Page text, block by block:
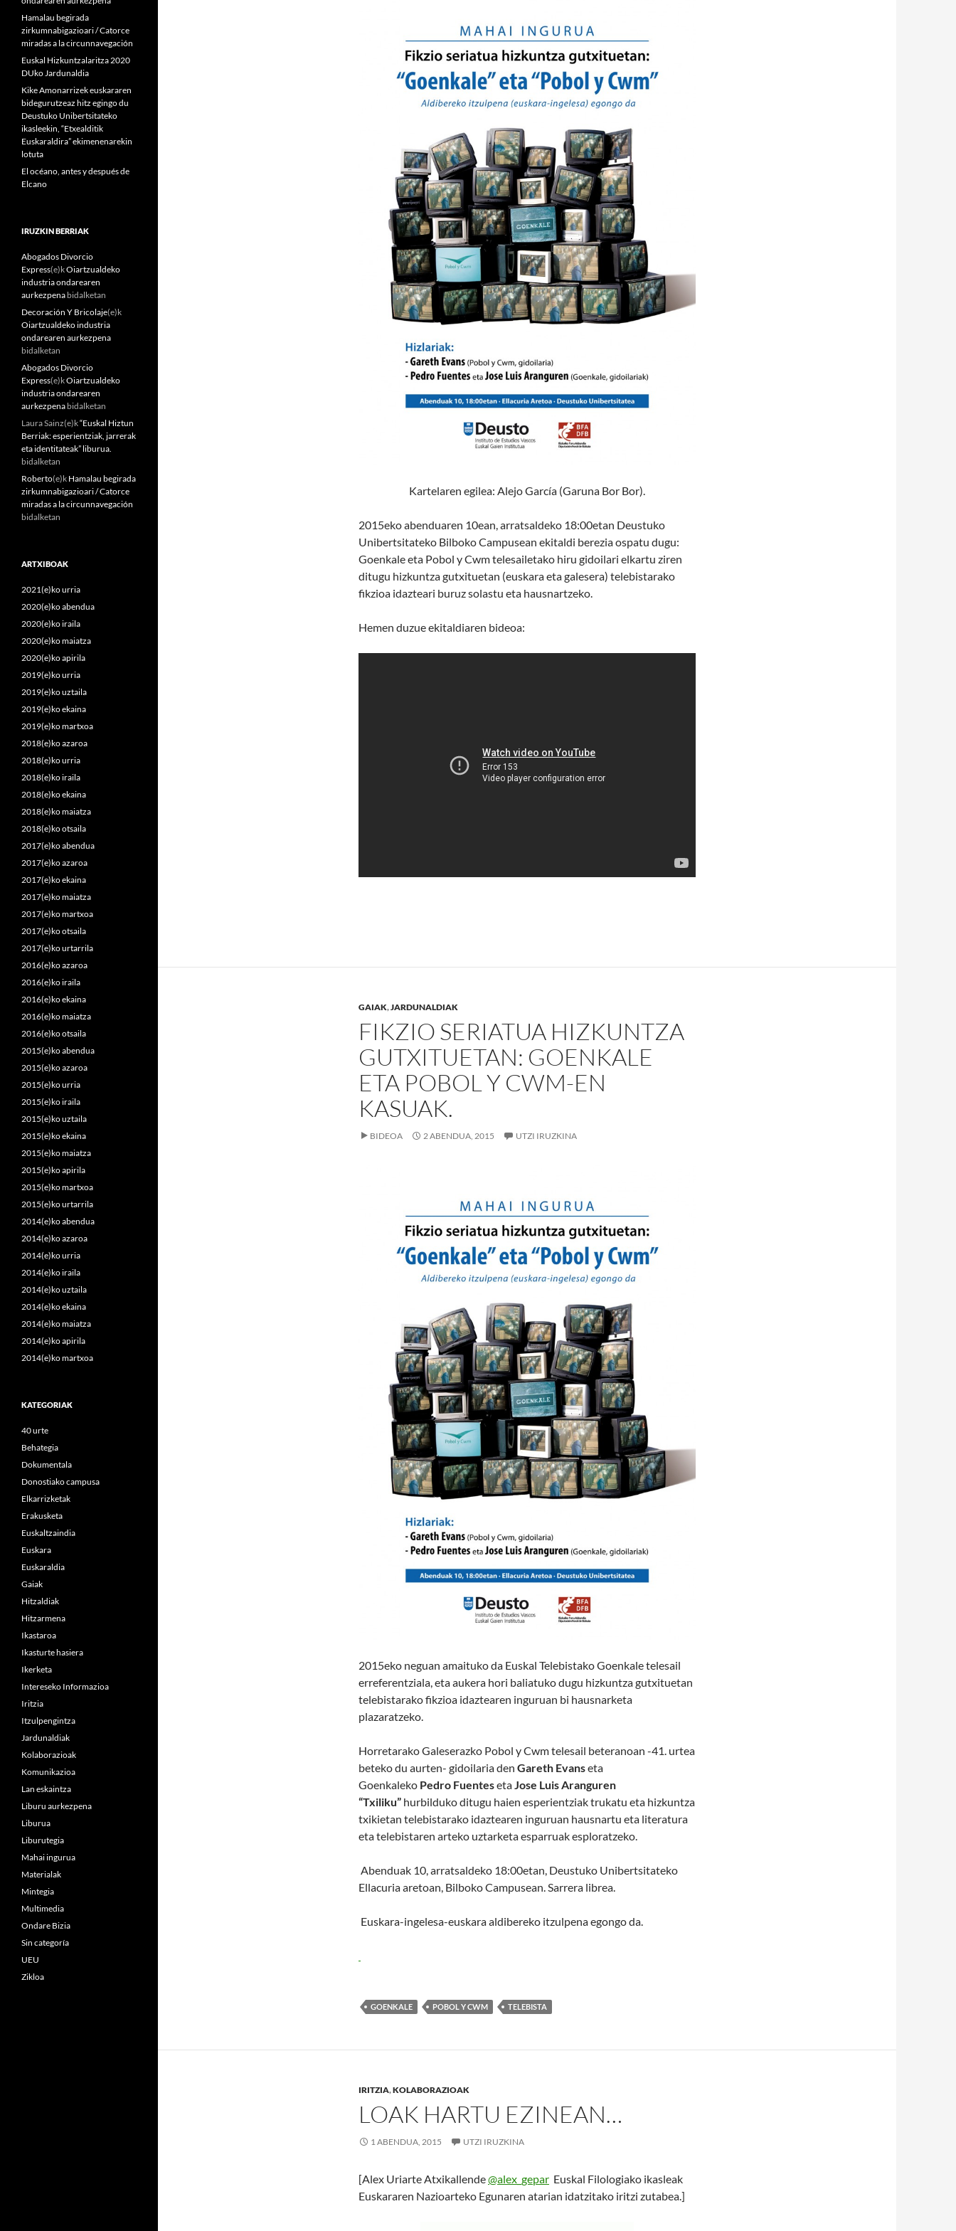
Kartelaren egilea: Alejo García (Garuna Bor Bor).
2015eko abenduaren 10ean, arratsaldeko 18:00etan Deustuko
Unibertsitateko Bilboko Campusean ekitaldi berezia ospatu dugu:
Goenkale eta Pobol y Cwm telesailetako hiru gidoilari elkartu ziren
ditugu hizkuntza gutxituetan (euskara eta galesera) telebistarako
fikzioa idazteari buruz solastu eta hausnartzeko.
Hemen duzue ekitaldiaren bideoa:
GAIAK,JARDUNALDIAK
FIKZIO SERIATUA HIZKUNTZA
GUTXITUETAN: GOENKALE
ETA POBOL Y CWM-EN
KASUAK.
BIDEOA 2 ABENDUA, 2015 UTZI IRUZKINA
2015eko neguan amaituko da Euskal Telebistako Goenkale telesail
erreferentziala, eta aukera hori baliatuko dugu hizkuntza gutxituetan
telebistarako fikzioa idaztearen inguruan bi hausnarketa
plazaratzeko.
Horretarako Galeserazko Pobol y Cwm telesail beteranoan -41. urtea
beteko du aurten- gidoilaria den Gareth Evanseta
Goenkaleko Pedro FuentesetaJose Luis Aranguren
“Txiliku” hurbilduko ditugu haien esperientziak trukatu eta hizkuntza
txikietan telebistarako idaztearen inguruan hausnartu eta literatura
eta telebistaren arteko uztarketa esparruak esploratzeko.
Abenduak 10, arratsaldeko 18:00etan, Deustuko Unibertsitateko
Ellacuria aretoan, Bilboko Campusean. Sarrera librea.
Euskara-ingelesa-euskara aldibereko itzulpena egongo da.
GOENKALE POBOL Y CWM TELEBISTA
IRITZIA,KOLABORAZIOAK
LOAK HARTU EZINEAN…
1 ABENDUA, 2015 UTZI IRUZKINA
[Alex Uriarte Atxikallende@alex_gepar Euskal Filologiako ikasleak
Euskararen Nazioarteko Egunaren atarian idatzitako iritzi zutabea.]
Hamalau begirada
zirkumnabigazioari / Catorce
miradas a la circunnavegación
Euskal Hizkuntzalaritza 2020
DUko Jardunaldia
Kike Amonarrizek euskararen
bidegurutzeaz hitz egingo du
Deustuko Unibertsitateko
ikasleekin, “Etxealditik
Euskaraldira” ekimenenarekin
lotuta
El océano, antes y después de
Elcano
IRUZKIN BERRIAK
Abogados Divorcio
Express(e)kOiartzualdeko
industria ondarearen
aurkezpena bidalketan
Decoración Y Bricolaje(e)k
Oiartzualdeko industria
ondarearen aurkezpena
bidalketan
Abogados Divorcio
Express(e)kOiartzualdeko
industria ondarearen
aurkezpena bidalketan
Laura Sainz(e)k“Euskal Hiztun
Berriak: esperientziak, jarrerak
eta identitateak” liburua.
bidalketan
Roberto(e)k Hamalau begirada
zirkumnabigazioari / Catorce
miradas a la circunnavegación
bidalketan
ARTXIBOAK
2021(e)ko urria
2020(e)ko abendua
2020(e)ko iraila
2020(e)ko maiatza
2020(e)ko apirila
2019(e)ko urria
2019(e)ko uztaila
2019(e)ko ekaina
2019(e)ko martxoa
2018(e)ko azaroa
2018(e)ko urria
2018(e)ko iraila
2018(e)ko ekaina
2018(e)ko maiatza
2018(e)ko otsaila
2017(e)ko abendua
2017(e)ko azaroa
2017(e)ko ekaina
2017(e)ko maiatza
2017(e)ko martxoa
2017(e)ko otsaila
2017(e)ko urtarrila
2016(e)ko azaroa
2016(e)ko iraila
2016(e)ko ekaina
2016(e)ko maiatza
2016(e)ko otsaila
2015(e)ko abendua
2015(e)ko azaroa
2015(e)ko urria
2015(e)ko iraila
2015(e)ko uztaila
2015(e)ko ekaina
2015(e)ko maiatza
2015(e)ko apirila
2015(e)ko martxoa
2015(e)ko urtarrila
2014(e)ko abendua
2014(e)ko azaroa
2014(e)ko urria
2014(e)ko iraila
2014(e)ko uztaila
2014(e)ko ekaina
2014(e)ko maiatza
2014(e)ko apirila
2014(e)ko martxoa
KATEGORIAK
40 urte
Behategia
Dokumentala
Donostiako campusa
Elkarrizketak
Erakusketa
Euskaltzaindia
Euskara
Euskaraldia
Gaiak
Hitzaldiak
Hitzarmena
Ikastaroa
Ikasturte hasiera
Ikerketa
Intereseko Informazioa
Iritzia
Itzulpengintza
Jardunaldiak
Kolaborazioak
Komunikazioa
Lan eskaintza
Liburu aurkezpena
Liburua
Liburutegia
Mahai ingurua
Materialak
Mintegia
Multimedia
Ondare Bizia
Sin categoría
UEU
Zikloa